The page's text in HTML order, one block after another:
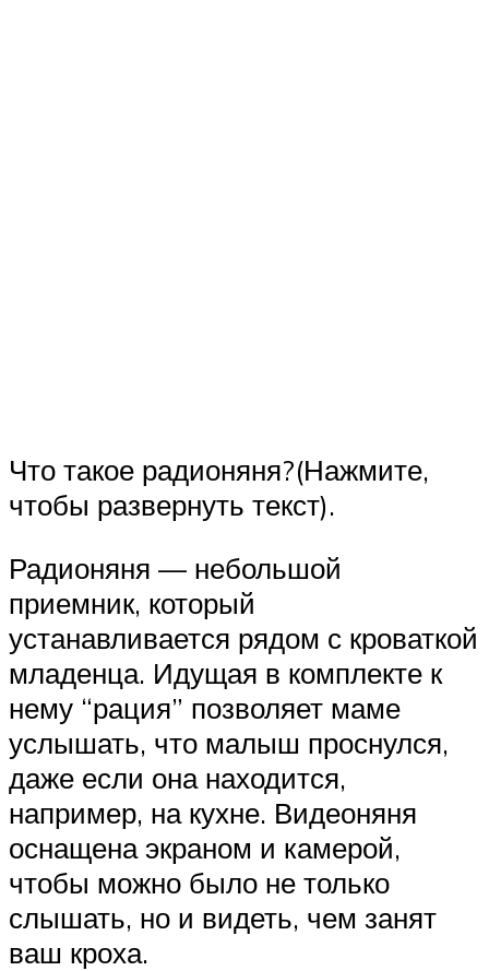
Что такое радионяня?(Нажмите,
чтобы развернуть текст).
Радионяня — небольшой
приемник, который
устанавливается рядом с кроваткой
младенца. Идущая в комплекте к
нему “рация” позволяет маме
услышать, что малыш проснулся,
даже если она находится,
например, на кухне. Видеоняня
оснащена экраном и камерой,
чтобы можно было не только
слышать, но и видеть, чем занят
ваш кроха.